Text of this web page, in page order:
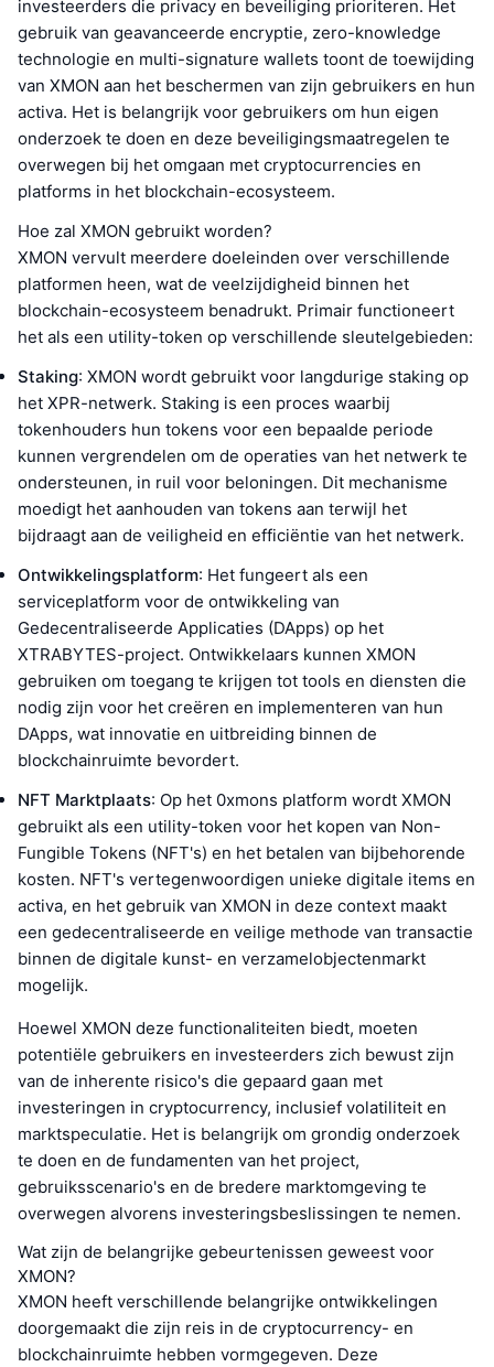
investeerders die privacy en beveiliging prioriteren. Het
gebruik van geavanceerde encryptie, zero-knowledge
technologie en multi-signature wallets toont de toewijding
van XMON aan het beschermen van zijn gebruikers en hun
activa. Het is belangrijk voor gebruikers om hun eigen
onderzoek te doen en deze beveiligingsmaatregelen te
overwegen bij het omgaan met cryptocurrencies en
platforms in het blockchain-ecosysteem.
Hoe zal XMON gebruikt worden?
XMON vervult meerdere doeleinden over verschillende
platformen heen, wat de veelzijdigheid binnen het
blockchain-ecosysteem benadrukt. Primair functioneert
het als een utility-token op verschillende sleutelgebieden:
Staking: XMON wordt gebruikt voor langdurige staking op
het XPR-netwerk. Staking is een proces waarbij
tokenhouders hun tokens voor een bepaalde periode
kunnen vergrendelen om de operaties van het netwerk te
ondersteunen, in ruil voor beloningen. Dit mechanisme
moedigt het aanhouden van tokens aan terwijl het
bijdraagt aan de veiligheid en efficiëntie van het netwerk.
Ontwikkelingsplatform: Het fungeert als een
serviceplatform voor de ontwikkeling van
Gedecentraliseerde Applicaties (DApps) op het
XTRABYTES-project. Ontwikkelaars kunnen XMON
gebruiken om toegang te krijgen tot tools en diensten die
nodig zijn voor het creëren en implementeren van hun
DApps, wat innovatie en uitbreiding binnen de
blockchainruimte bevordert.
NFT Marktplaats: Op het 0xmons platform wordt XMON
gebruikt als een utility-token voor het kopen van Non-
Fungible Tokens (NFT's) en het betalen van bijbehorende
kosten. NFT's vertegenwoordigen unieke digitale items en
activa, en het gebruik van XMON in deze context maakt
een gedecentraliseerde en veilige methode van transactie
binnen de digitale kunst- en verzamelobjectenmarkt
mogelijk.
Hoewel XMON deze functionaliteiten biedt, moeten
potentiële gebruikers en investeerders zich bewust zijn
van de inherente risico's die gepaard gaan met
investeringen in cryptocurrency, inclusief volatiliteit en
marktspeculatie. Het is belangrijk om grondig onderzoek
te doen en de fundamenten van het project,
gebruiksscenario's en de bredere marktomgeving te
overwegen alvorens investeringsbeslissingen te nemen.
Wat zijn de belangrijke gebeurtenissen geweest voor
XMON?
XMON heeft verschillende belangrijke ontwikkelingen
doorgemaakt die zijn reis in de cryptocurrency- en
blockchainruimte hebben vormgegeven. Deze